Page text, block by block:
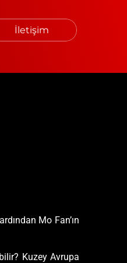
İletişim
Mo Fan’ın
Kuzey Avrupa